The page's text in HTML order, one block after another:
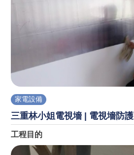
家電設備
三重林小姐電視墻 | 電視墻防護
工程目的